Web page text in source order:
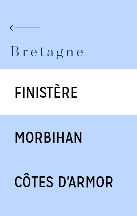
Bretagne
FINISTÈRE
MORBIHAN
CÔTES D'ARMOR